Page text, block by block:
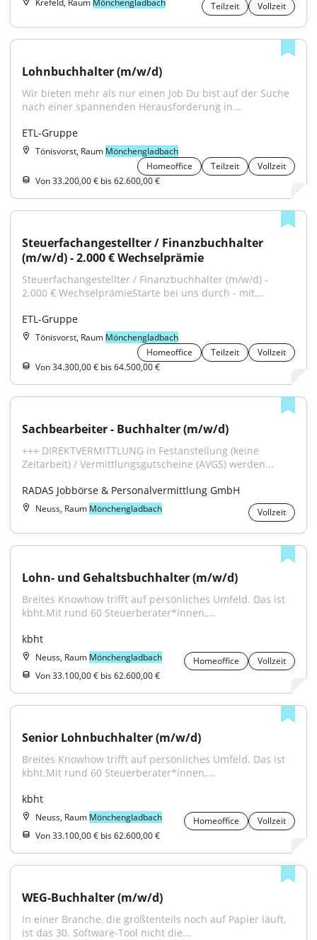
Krefeld, Raum Mönchengladbach Teilzeit Vollzeit
Lohnbuchhalter (m/w/d)
Wir bieten mehr als nur einen Job Du bist auf der Suche
nach einer spannenden Herausforderung in...
ETL-Gruppe
Tönisvorst, Raum Mönchengladbach
Homeoffice
Teilzeit
Vollzeit
Von 33.200,00 € bis 62.600,00 €
Steuerfachangestellter / Finanzbuchhalter
(m/w/d) - 2.000 € Wechselprämie
Steuerfachangestellter / Finanzbuchhalter (m/w/d) -
2.000 € WechselprämieStarte bei uns durch - mit...
ETL-Gruppe
Tönisvorst, Raum Mönchengladbach
Homeoffice
Teilzeit
Vollzeit
Von 34.300,00 € bis 64.500,00 €
Sachbearbeiter - Buchhalter (m/w/d)
+++ DIREKTVERMITTLUNG in Festanstellung (keine
Zeitarbeit) / Vermittlungsgutscheine (AVGS) werden...
RADAS Jobbörse & Personalvermittlung GmbH
Neuss, Raum Mönchengladbach Vollzeit
Lohn- und Gehaltsbuchhalter (m/w/d)
Breites Knowhow trifft auf persönliches Umfeld. Das ist
kbht.Mit rund 60 Steuerberater*innen,...
kbht
Neuss, Raum Mönchengladbach Homeoffice
Vollzeit
Von 33.100,00 € bis 62.600,00 €
Senior Lohnbuchhalter (m/w/d)
Breites Knowhow trifft auf persönliches Umfeld. Das ist
kbht.Mit rund 60 Steuerberater*innen,...
kbht
Neuss, Raum Mönchengladbach Homeoffice
Vollzeit
Von 33.100,00 € bis 62.600,00 €
WEG-Buchhalter (m/w/d)
In einer Branche, die größtenteils noch auf Papier läuft,
ist das 30. Software-Tool nicht die...